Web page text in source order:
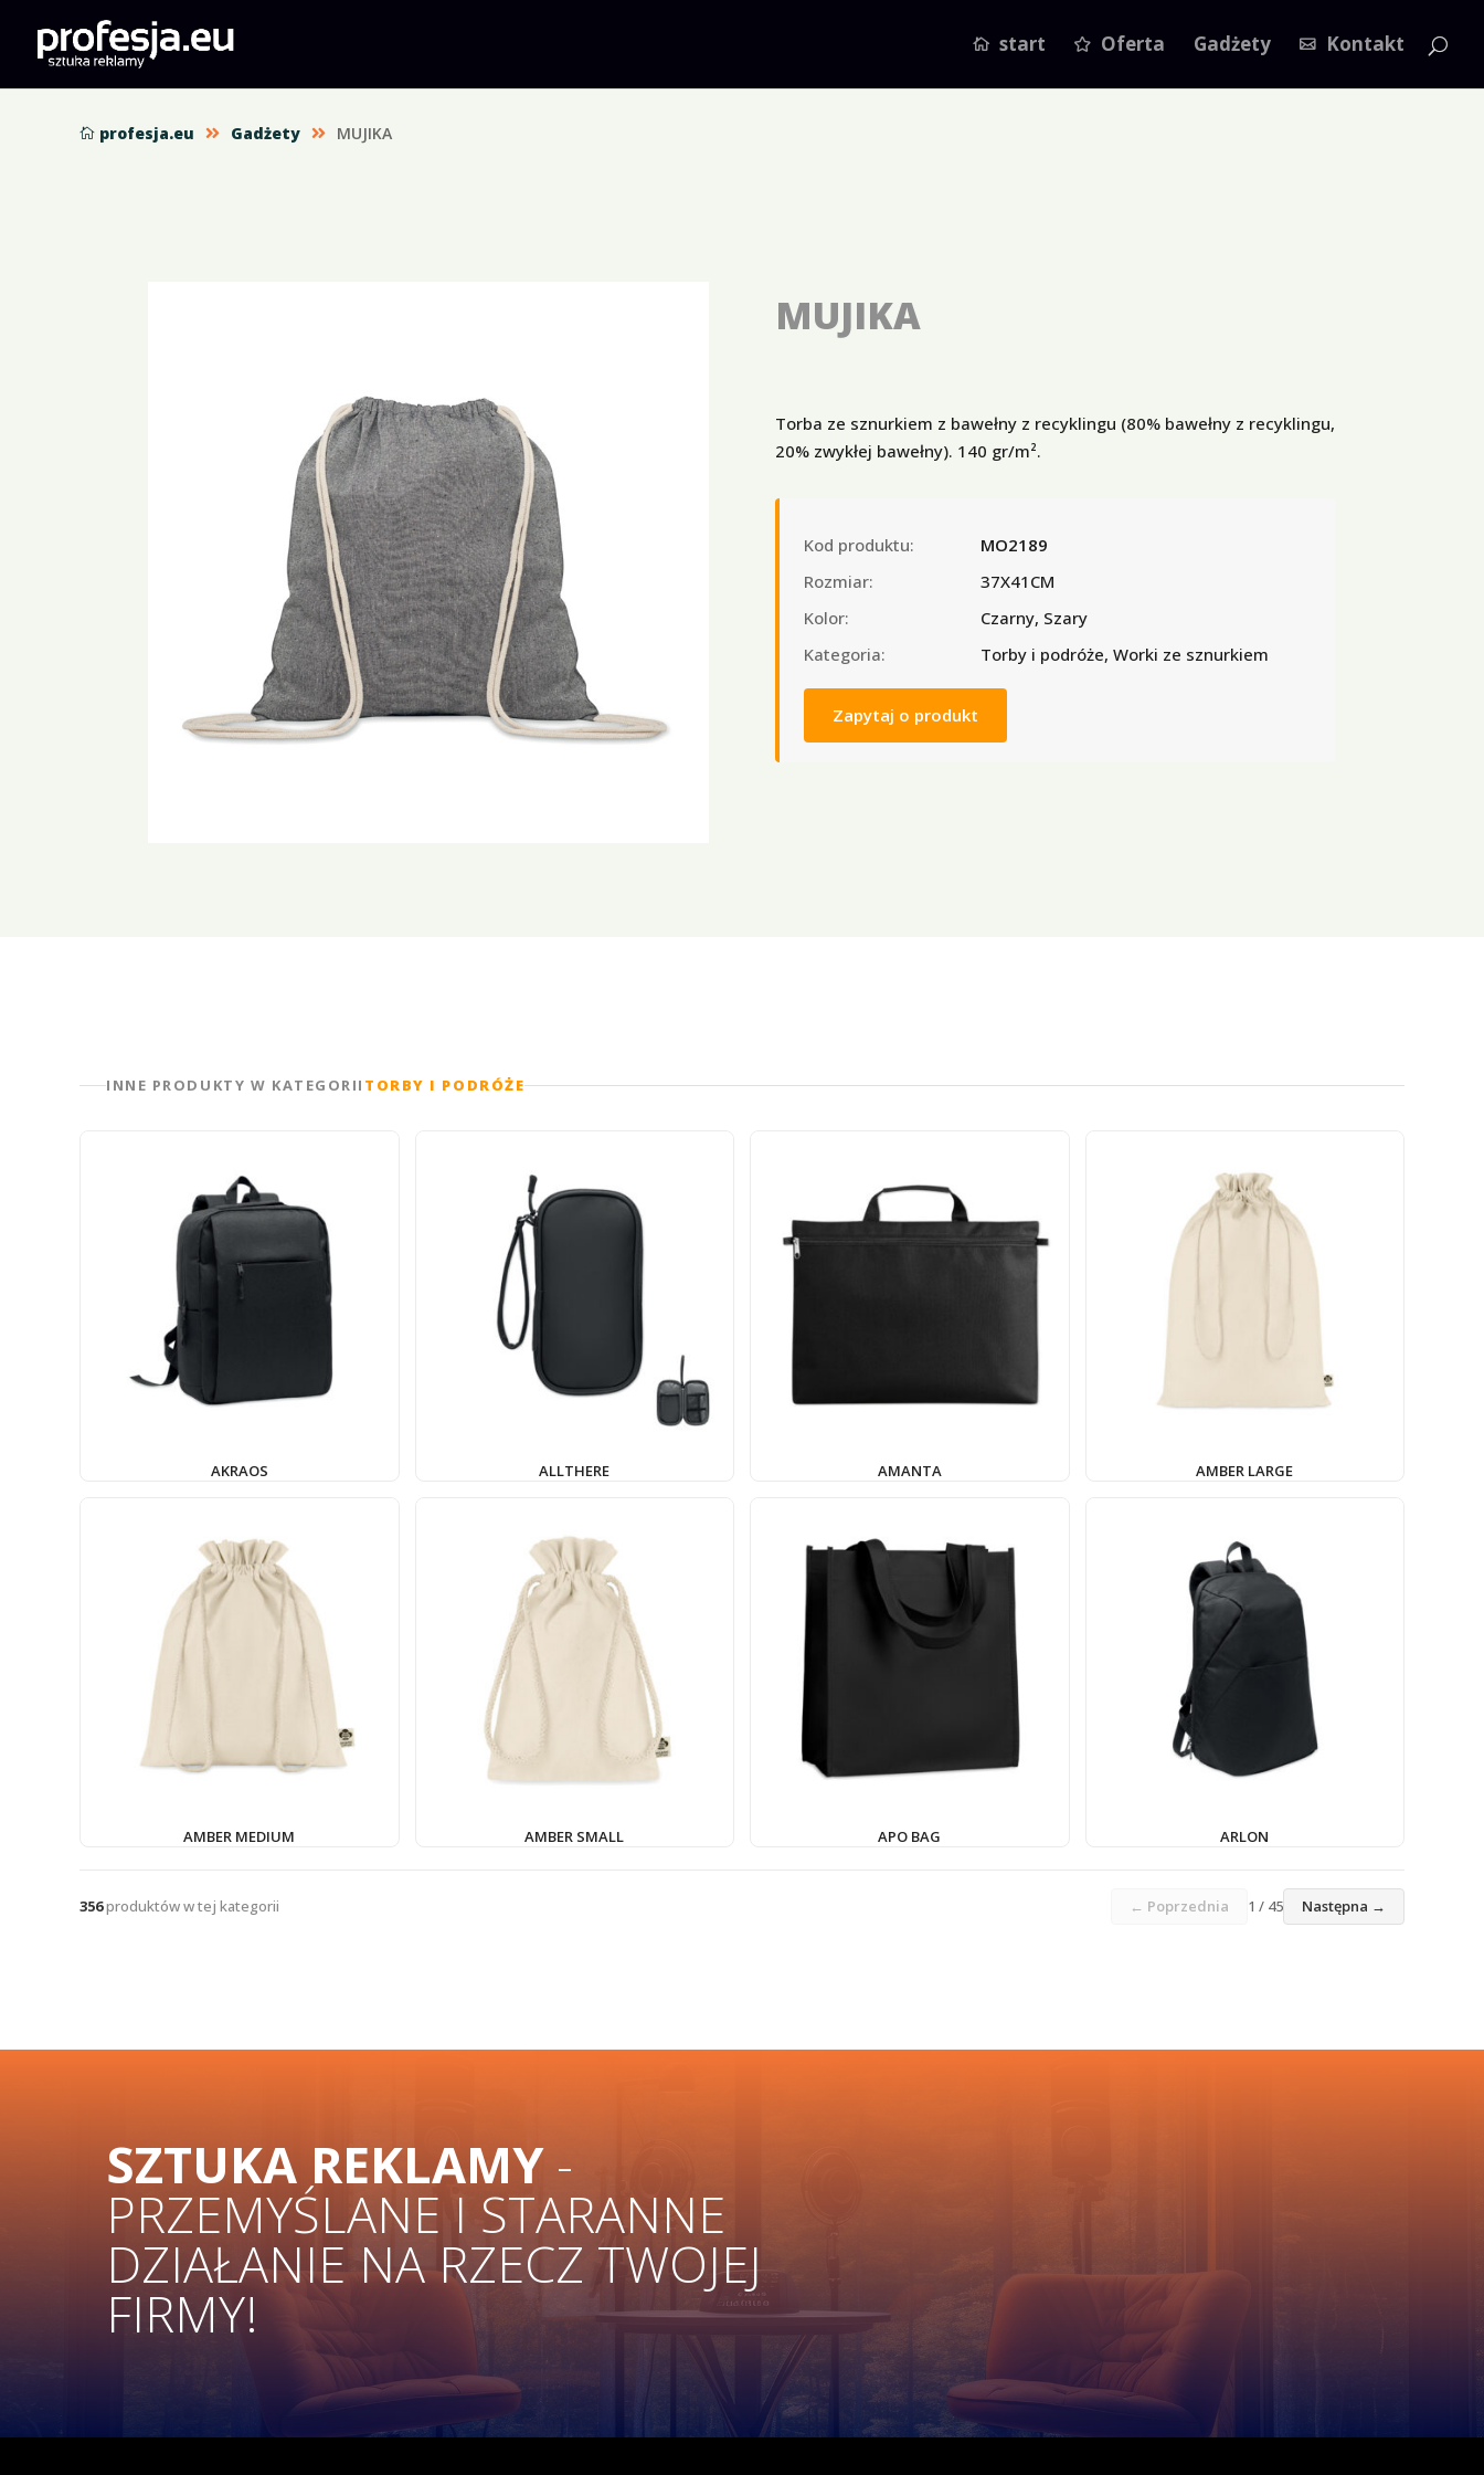
start Oferta Gadżety Kontakt
 profesja.eu  Gadżety  MUJIKA
MUJIKA
Torba ze sznurkiem z bawełny z recyklingu (80% bawełny z recyklingu,
20% zwykłej bawełny). 140 gr/m².
Kod produktu:
MO2189
Rozmiar:
37X41CM
Kolor:
Czarny, Szary
Kategoria:
Torby i podróże, Worki ze sznurkiem
Zapytaj o produkt
INNE PRODUKTY W KATEGORII TORBY I PODRÓŻE
AKRAOS ALLTHERE AMANTA AMBER LARGE
AMBER MEDIUM AMBER SMALL APO BAG ARLON
356produktów w tej kategorii ← Poprzednia 1 / 45 Następna →
SZTUKA REKLAMY-
PRZEMYŚLANE I STARANNE
DZIAŁANIE NA RZECZ TWOJEJ
FIRMY!